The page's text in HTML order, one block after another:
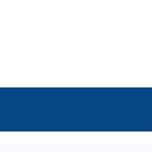
Библии: тексты с